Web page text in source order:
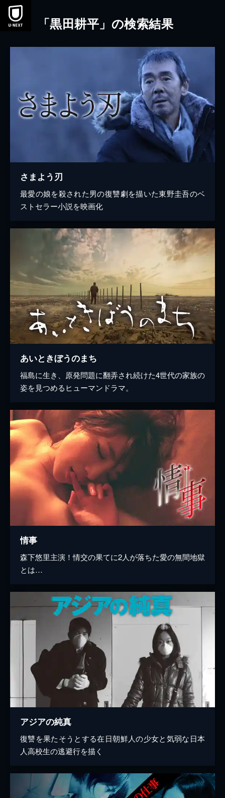
本文へスキップ
「黒田耕平」の検索結果
さまよう刃
最愛の娘を殺された男の復讐劇を描いた東野圭吾のベ
ストセラー小説を映画化
あいときぼうのまち
福島に生き、原発問題に翻弄され続けた4世代の家族の
姿を見つめるヒューマンドラマ。
情事
森下悠里主演！情交の果てに2人が落ちた愛の無間地獄
とは…
アジアの純真
復讐を果たそうとする在日朝鮮人の少女と気弱な日本
人高校生の逃避行を描く